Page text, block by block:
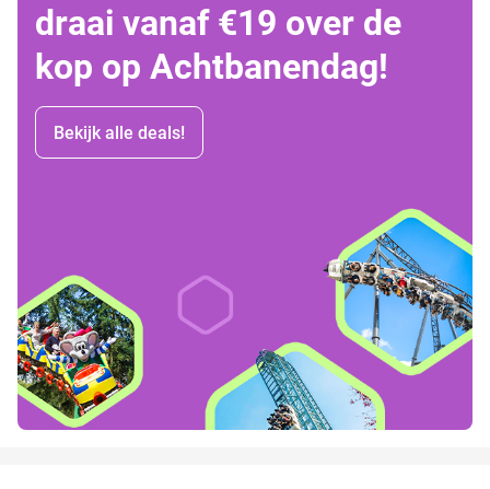
draai vanaf €19 over de
kop op Achtbanendag!
Bekijk alle deals!